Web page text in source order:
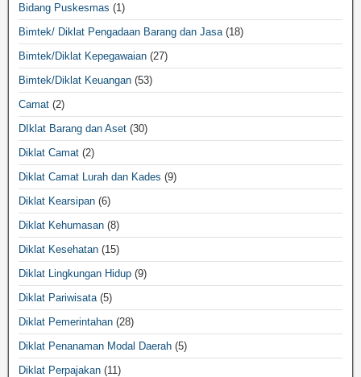
Bidang Puskesmas (1)
Bimtek/ Diklat Pengadaan Barang dan Jasa (18)
Bimtek/Diklat Kepegawaian (27)
Bimtek/Diklat Keuangan (53)
Camat (2)
DIklat Barang dan Aset (30)
Diklat Camat (2)
Diklat Camat Lurah dan Kades (9)
Diklat Kearsipan (6)
Diklat Kehumasan (8)
Diklat Kesehatan (15)
Diklat Lingkungan Hidup (9)
Diklat Pariwisata (5)
Diklat Pemerintahan (28)
Diklat Penanaman Modal Daerah (5)
Diklat Perpajakan (11)